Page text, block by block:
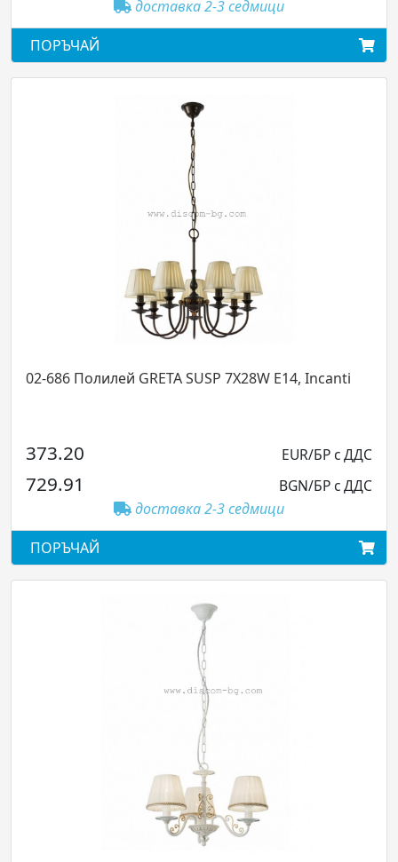
доставка 2-3 седмици
ПОРЪЧАЙ
02-686 Полилей GRETA SUSP 7X28W E14, Incanti
373.20 EUR/БР с ДДС
729.91
BGN/БР с ДДС
доставка 2-3 седмици
ПОРЪЧАЙ